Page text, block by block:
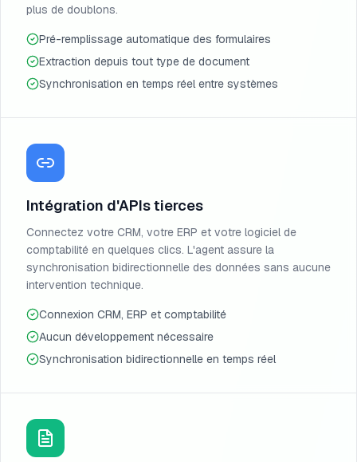
plus de doublons.
Pré-remplissage automatique des formulaires
Extraction depuis tout type de document
Synchronisation en temps réel entre systèmes
Intégration d'APIs tierces
Connectez votre CRM, votre ERP et votre logiciel de
comptabilité en quelques clics. L'agent assure la
synchronisation bidirectionnelle des données sans aucune
intervention technique.
Connexion CRM, ERP et comptabilité
Aucun développement nécessaire
Synchronisation bidirectionnelle en temps réel